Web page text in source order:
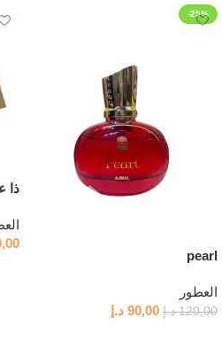
-25%
pearl
العطور
120,00 د.إ 90,00 د.إ
ذا